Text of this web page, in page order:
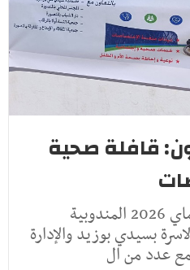
قافلة صحية
نظّمت اليوم الخميس 21 ماي 2026 المندوبية
بسيدي بوزيد والإدارة
مع عدد من ال